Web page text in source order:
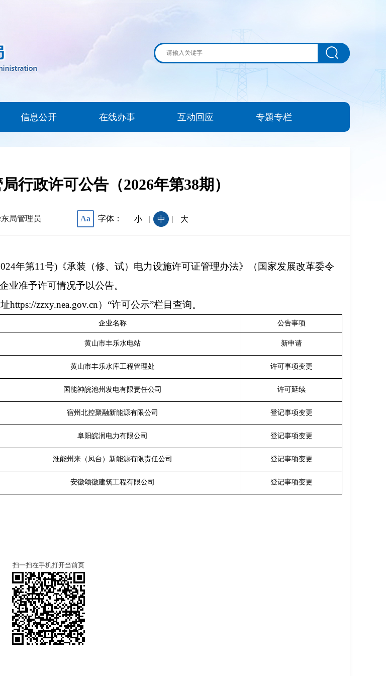
信息公开 在线办事 互动回应 专题专栏
行政许可公告（2026年第38期）
局管理员 Aa 字体： 小 | 中 | 大
年第11号)《承装（修、试）电力设施许可证管理办法》（国家发展改革委令
业准予许可情况予以公告。
zzxy.nea.gov.cn）“许可公示”栏目查询。
企业名称 公告事项
黄山市丰乐水电站 新申请
黄山市丰乐水库工程管理处 许可事项变更
国能神皖池州发电有限责任公司 许可延续
宿州北控聚融新能源有限公司 登记事项变更
阜阳皖润电力有限公司 登记事项变更
淮能州来（凤台）新能源有限责任公司 登记事项变更
安徽颂徽建筑工程有限公司 登记事项变更
扫一扫在手机打开当前页